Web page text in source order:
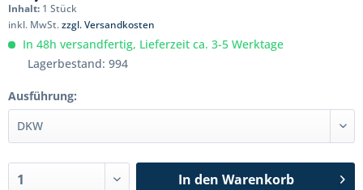
Inhalt: 1 Stück
inkl. MwSt.zzgl. Versandkosten
In 48h versandfertig, Lieferzeit ca. 3-5 Werktage
Lagerbestand: 994
Ausführung:
In den Warenkorb